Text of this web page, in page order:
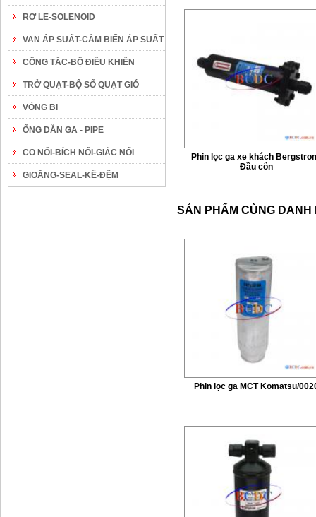
RƠ LE-SOLENOID
VAN ÁP SUẤT-CẢM BIẾN ÁP SUẤT
CÔNG TẮC-BỘ ĐIỀU KHIỂN
TRỞ QUẠT-BỘ SỐ QUẠT GIÓ
VÒNG BI
ỐNG DẪN GA - PIPE
CO NỐI-BÍCH NỐI-GIẮC NỐI
GIOĂNG-SEAL-KÊ-ĐỆM
Phin lọc ga xe khách
Đầu côn
SẢN PHẨM CÙNG
Phin lọc ga MCT Komatsu/